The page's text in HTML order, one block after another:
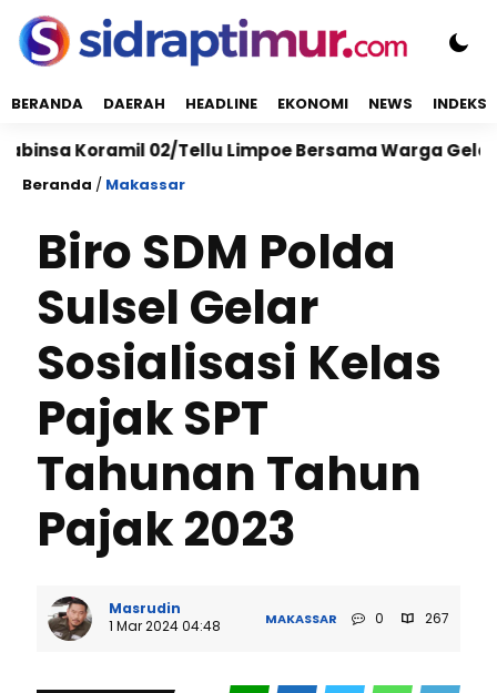
BERANDA DAERAH HEADLINE EKONOMI NEWS INDEKS
02/Tellu Limpoe Bersama Warga Gelar Karya
Beranda / Makassar
Biro SDM Polda
Sulsel Gelar
Sosialisasi Kelas
Pajak SPT
Tahunan Tahun
Pajak 2023
Masrudin
1 Mar 2024 04:48
MAKASSAR 0 267